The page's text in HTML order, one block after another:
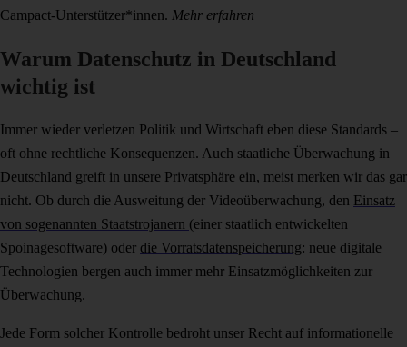
Campact-Unterstützer*innen. Mehr erfahren
Warum Datenschutz in Deutschland
wichtig ist
Immer wieder verletzen Politik und Wirtschaft eben diese Standards –
oft ohne rechtliche Konsequenzen. Auch staatliche Überwachung in
Deutschland greift in unsere Privatsphäre ein, meist merken wir das gar
nicht. Ob durch die Ausweitung der Videoüberwachung, den Einsatz
von sogenannten Staatstrojanern (einer staatlich entwickelten
Spoinagesoftware) oder die Vorratsdatenspeicherung: neue digitale
Technologien bergen auch immer mehr Einsatzmöglichkeiten zur
Überwachung.
Jede Form solcher Kontrolle bedroht unser Recht auf informationelle